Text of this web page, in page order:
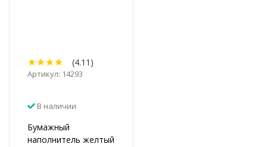
(4.11)
Артикул: 14293
В наличии
Бумажный
наполнитель желтый